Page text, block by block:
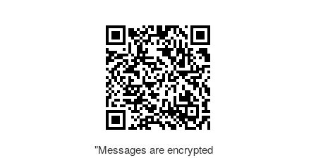
"Messages are encrypted